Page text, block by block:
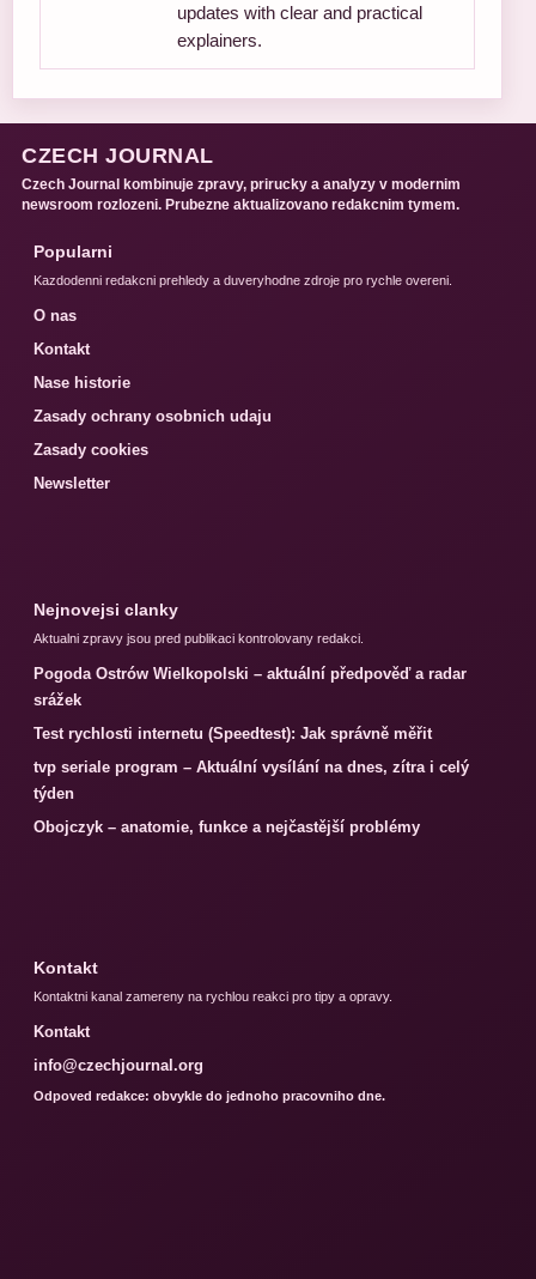
updates with clear and practical
explainers.
CZECH JOURNAL
Czech Journal kombinuje zpravy, prirucky a analyzy v modernim
newsroom rozlozeni. Prubezne aktualizovano redakcnim tymem.
Popularni
Kazdodenni redakcni prehledy a duveryhodne zdroje pro rychle overeni.
O nas
Kontakt
Nase historie
Zasady ochrany osobnich udaju
Zasady cookies
Newsletter
Nejnovejsi clanky
Aktualni zpravy jsou pred publikaci kontrolovany redakci.
Pogoda Ostrów Wielkopolski – aktuální předpověď a radar
srážek
Test rychlosti internetu (Speedtest): Jak správně měřit
tvp seriale program – Aktuální vysílání na dnes, zítra i celý
týden
Obojczyk – anatomie, funkce a nejčastější problémy
Kontakt
Kontaktni kanal zamereny na rychlou reakci pro tipy a opravy.
Kontakt
info@czechjournal.org
Odpoved redakce: obvykle do jednoho pracovniho dne.